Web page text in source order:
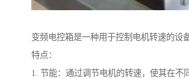
变频电控箱是一种用于控制电机转速的设
特点：
1. 节能：通过调节电机的转速，使其在不